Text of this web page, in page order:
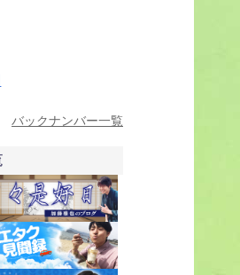
バックナンバー一覧